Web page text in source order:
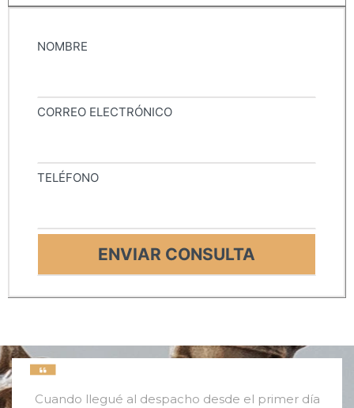
NOMBRE
CORREO ELECTRÓNICO
TELÉFONO
Cuando llegué al despacho desde el primer día